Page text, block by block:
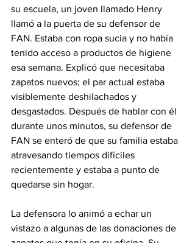
su escuela, un joven llamado Henry
llamó a la puerta de su defensor de
FAN. Estaba con ropa sucia y no había
tenido acceso a productos de higiene
esa semana. Explicó que necesitaba
zapatos nuevos; el par actual estaba
visiblemente deshilachados y
desgastados. Después de hablar con él
durante unos minutos, su defensor de
FAN se enteró de que su familia estaba
atravesando tiempos difíciles
recientemente y estaba a punto de
quedarse sin hogar.
La defensora lo animó a echar un
vistazo a algunas de las donaciones de